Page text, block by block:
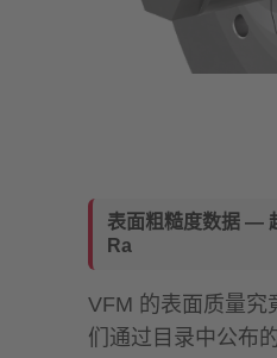
表面粗糙度数据 —
Ra
VFM 的表面质量究
们通过目录中公布